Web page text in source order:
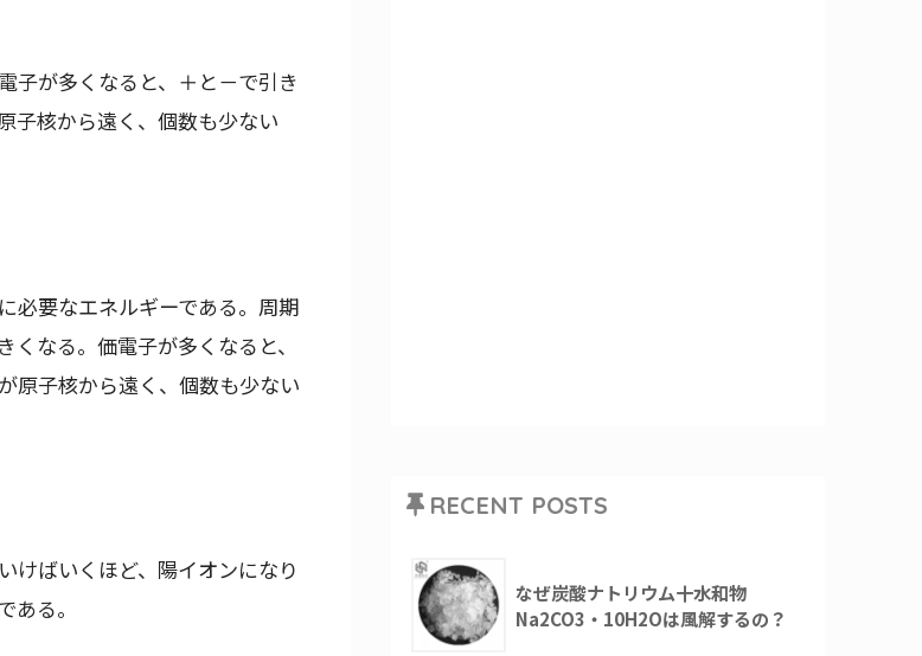
子が多くなると、＋と－で引き
子核から遠く、個数も少ない
必要なエネルギーである。周期
なる。価電子が多くなると、
原子核から遠く、個数も少ない
けばいくほど、陽イオンになり
ある。
RECENT POSTS
なぜ炭酸ナトリウム十水和物
Na2CO3・10H2Oは風解するの？